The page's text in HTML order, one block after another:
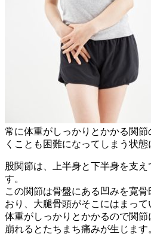
常に体重がしっかりとかかる関
くことも困難になってしまう状態
股関節は、上半身と下半身を支
す。
この関節は骨盤にある凹みを寛
おり、大腿骨頭がそこにはまって
体重がしっかりとかかるので関
崩れるとたちまち痛みが生じます